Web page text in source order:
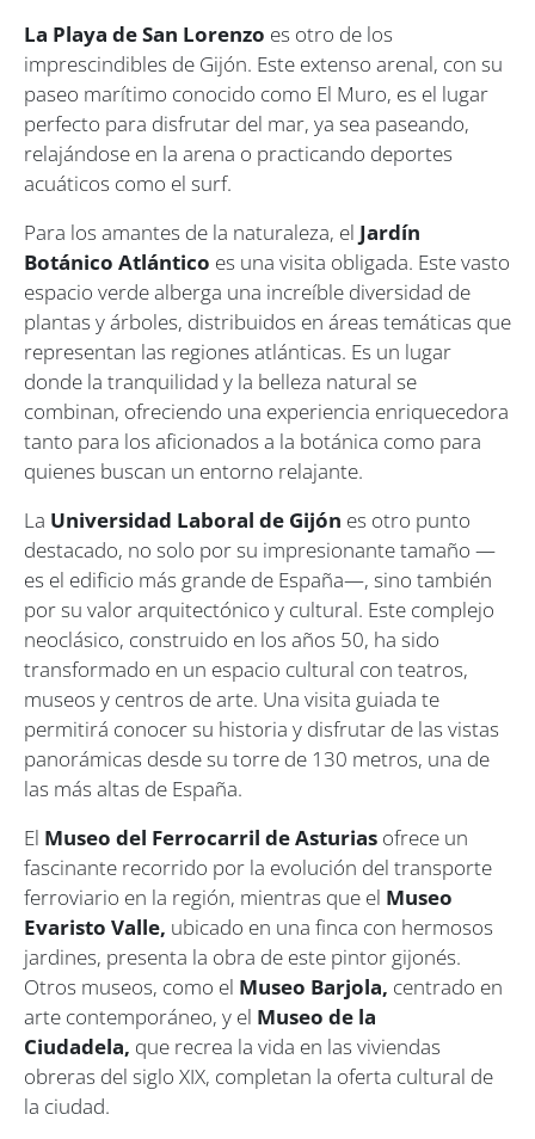
La Playa de San Lorenzo es otro de los
imprescindibles de Gijón. Este extenso arenal, con su
paseo marítimo conocido como El Muro, es el lugar
perfecto para disfrutar del mar, ya sea paseando,
relajándose en la arena o practicando deportes
acuáticos como el surf.
Para los amantes de la naturaleza, el Jardín
Botánico Atlántico es una visita obligada. Este vasto
espacio verde alberga una increíble diversidad de
plantas y árboles, distribuidos en áreas temáticas que
representan las regiones atlánticas. Es un lugar
donde la tranquilidad y la belleza natural se
combinan, ofreciendo una experiencia enriquecedora
tanto para los aficionados a la botánica como para
quienes buscan un entorno relajante.
La Universidad Laboral de Gijón es otro punto
destacado, no solo por su impresionante tamaño —
es el edificio más grande de España—, sino también
por su valor arquitectónico y cultural. Este complejo
neoclásico, construido en los años 50, ha sido
transformado en un espacio cultural con teatros,
museos y centros de arte. Una visita guiada te
permitirá conocer su historia y disfrutar de las vistas
panorámicas desde su torre de 130 metros, una de
las más altas de España.
El Museo del Ferrocarril de Asturias ofrece un
fascinante recorrido por la evolución del transporte
ferroviario en la región, mientras que el Museo
Evaristo Valle, ubicado en una finca con hermosos
jardines, presenta la obra de este pintor gijonés.
Otros museos, como el Museo Barjola, centrado en
arte contemporáneo, y el Museo de la
Ciudadela, que recrea la vida en las viviendas
obreras del siglo XIX, completan la oferta cultural de
la ciudad.